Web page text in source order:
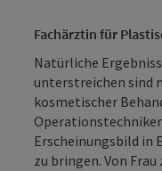
Fachärztin für
Natürliche
unterstreichen sind
kosmetischer
Erscheinungsbild in
zu bringen. Von Frau